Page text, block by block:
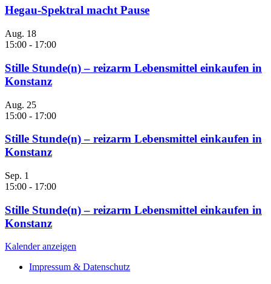
Hegau-Spektral macht Pause
Aug. 18
15:00 - 17:00
Stille Stunde(n) – reizarm Lebensmittel einkaufen in
Konstanz
Aug. 25
15:00 - 17:00
Stille Stunde(n) – reizarm Lebensmittel einkaufen in
Konstanz
Sep. 1
15:00 - 17:00
Stille Stunde(n) – reizarm Lebensmittel einkaufen in
Konstanz
Kalender anzeigen
Impressum & Datenschutz